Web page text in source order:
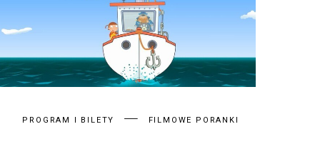
PROGRAM I BILETY FILMOWE PORANKI